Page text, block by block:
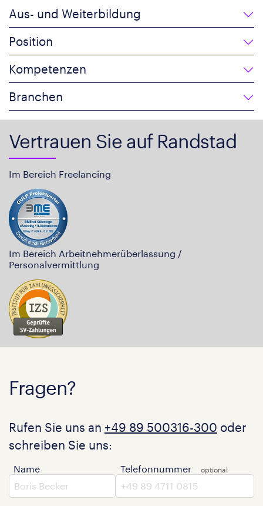
Aus- und Weiterbildung
Position
Kompetenzen
Branchen
Vertrauen Sie auf Randstad
Im Bereich Freelancing
Im Bereich Arbeitnehmerüberlassung /
Personalvermittlung
Fragen?
Rufen Sie uns an +49 89 500316-300 oder
schreiben Sie uns:
Name Telefonnummer